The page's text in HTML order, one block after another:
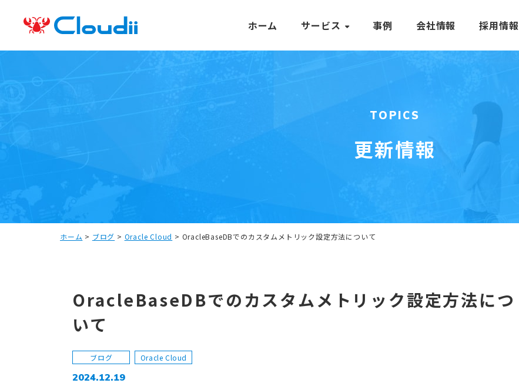
ホーム サービス 事例 会社情報 採用情報
TOPICS
更新情報
ホーム > ブログ > Oracle Cloud > OracleBaseDBでのカスタムメトリック設定方法について
OracleBaseDBでのカスタムメトリック設定方法につ
いて
ブログ Oracle Cloud
2024.12.19